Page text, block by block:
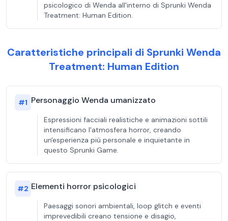
psicologico di Wenda all'interno di Sprunki Wenda
Treatment: Human Edition.
Caratteristiche principali di Sprunki Wenda
Treatment: Human Edition
#1 Personaggio Wenda umanizzato
Espressioni facciali realistiche e animazioni sottili
intensificano l'atmosfera horror, creando
un'esperienza più personale e inquietante in
questo Sprunki Game.
#2 Elementi horror psicologici
Paesaggi sonori ambientali, loop glitch e eventi
imprevedibili creano tensione e disagio,